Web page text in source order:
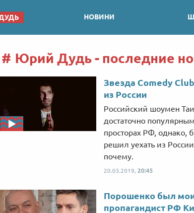
НОВИНИ
Юрий Дудь - последние
Звезда Сomedy
из России
Российский шоумен
достаточно
просторах РФ, однако,
решил уехать из России
почему.
20.03.2019, 20:45
Порошенко был
пропагандист РФ